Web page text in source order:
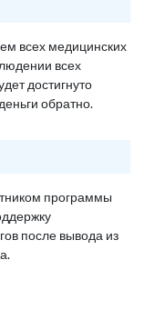
всех медицинских
всех
достигнуто
обратно.
программы
после вывода из